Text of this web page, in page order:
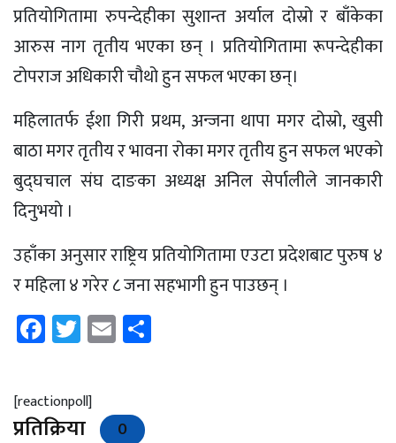
प्रतियोगितामा रुपन्देहीका सुशान्त अर्याल दोस्रो र बाँकेका
आरुस नाग तृतीय भएका छन् । प्रतियोगितामा रूपन्देहीका
टोपराज अधिकारी चौथो हुन सफल भएका छन्।
महिलातर्फ ईशा गिरी प्रथम, अन्जना थापा मगर दोस्रो, खुसी
बाठा मगर तृतीय र भावना रोका मगर तृतीय हुन सफल भएकाे
बुद्घचाल संघ दाङका अध्यक्ष अनिल सेर्पालीले जानकारी
दिनुभयाे ।
उहाँका अनुसार राष्ट्रिय प्रतियोगितामा एउटा प्रदेशबाट पुरुष ४
र महिला ४ गरेर ८ जना सहभागी हुन पाउछन् ।
Facebook
Twitter
Email
[reactionpoll]
प्रतिक्रिया 0